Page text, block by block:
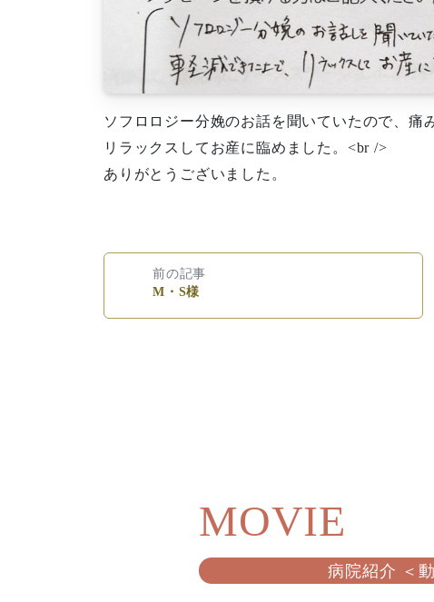
ソフロロジー分娩のお話を聞いていたので、痛
リラックスしてお産に臨めました。<br />
ありがとうございました。
前の記事
M・S様
MOVIE
病院紹介 ＜